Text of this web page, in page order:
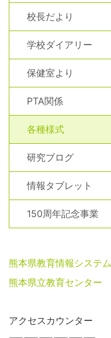
校長だより
学校ダイアリー
保健室より
PTA関係
各種様式
研究ブログ
情報タブレット
150周年記念事業
熊本県教育情報システム
熊本県立教育センター
アクセスカウンター